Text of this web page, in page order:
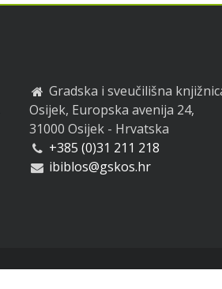
Gradska i sveučilišna
Osijek, Europska avenija 24,
31000 Osijek - Hrvatska
+385 (0)31 211 218
ibiblos@gskos.hr